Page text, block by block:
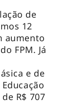
de
12
aumento
FPM. Já
e de
R$ 707